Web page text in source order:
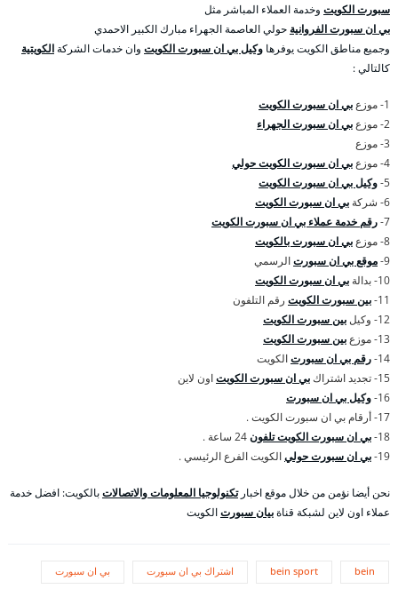
سبورت الكويت وخدمة العملاء المباشر مثل
بي ان سبورت الفروانية حولي العاصمة الجهراء مبارك الكبير الاحمدي
وجميع مناطق الكويت يوفرها وكيل بي ان سبورت الكويت وان خدمات الشركةالكويتية
كالتالي :
1- موزع
بي ان سبورت الكويت
2- موزع
بي ان سبورت الجهراء
3- موزع
4- موزع
بي ان سبورت الكويت حولي
5- وكيل بي ان سبورت الكويت
6- شركة
بي ان سبورت الكويت
7- رقم خدمة عملاء بي ان سبورت الكويت
8- موزع
بي ان سبورت بالكويت
9- موقع بي ان سبورتالرسمي
10- بدالة
بي ان سبورت الكويت
11- بين سبورت الكويت رقم التلفون
12- وكيل
بين سبورت الكويت
13- موزع
بين سبورت الكويت
14- رقم بي ان سبورتالكويت
15- تجديد اشتراك
بي ان سبورت الكويتاون لاين
16- وكيل بي ان سبورت
17- أرقام بي ان سبورت الكويت .
18- بي ان سبورت الكويت تلفون
19- بي ان سبورت حوليالكويت الفرع الرئيسي .
نحن أيضا نؤمن من خلال موقع اخبارتكنولوجيا المعلومات والاتصالاتبالكويت: افضل خدمة
عملاء اون لاين لشبكة قناةبيان سبورتالكويت
bein
bein sport اشتراك بي ان سبورت بي ان سبورت